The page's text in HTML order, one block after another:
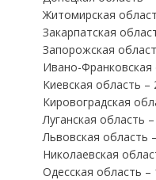
Житомирская
Закарпатская
Запорожская
Ивано-Франковская
Киевская область –
Кировоградская
Луганская область
Львовская область
Николаевская
Одесская область –